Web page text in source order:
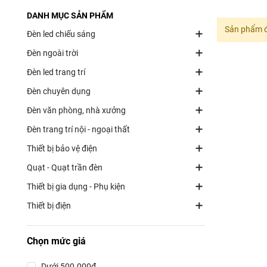
DANH MỤC SẢN PHẨM
Đèn led chiếu sáng
Đèn ngoài trời
Đèn led trang trí
Đèn chuyên dụng
Đèn văn phòng, nhà xưởng
Đèn trang trí nội - ngoại thất
Thiết bị bảo vệ điện
Quạt - Quạt trần đèn
Thiết bị gia dụng - Phụ kiện
Thiết bị điện
Chọn mức giá
Sản phẩm